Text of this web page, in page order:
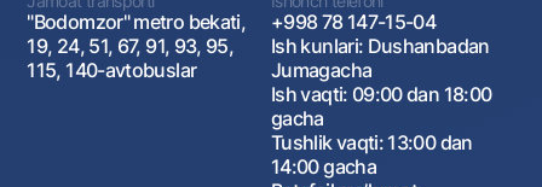
"Bodomzor" metro bekati,
19, 24, 51, 67, 91, 93, 95,
115, 140-avtobuslar
+998 78 147-15-04
Ish kunlari: Dushanbadan
Jumagacha
Ish vaqti: 09:00 dan 18:00
gacha
Tushlik vaqti: 13:00 dan
14:00 gacha